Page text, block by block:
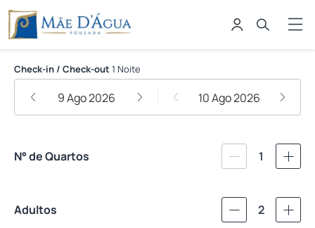
Hotel Pousada Mãe D'água
Check-in / Check-out 1 Noite
9 Ago 2026 10 Ago 2026
N° de Quartos 1
Adultos 2